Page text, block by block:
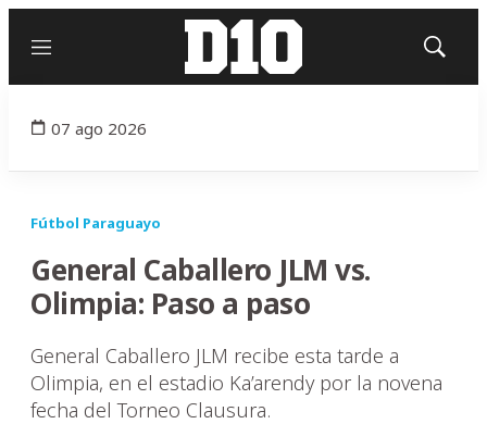
Menú
Mostrar
07 ago 2026
Fútbol Paraguayo
General Caballero JLM vs.
Olimpia: Paso a paso
General Caballero JLM recibe esta tarde a
Olimpia, en el estadio Ka’arendy por la novena
fecha del Torneo Clausura.